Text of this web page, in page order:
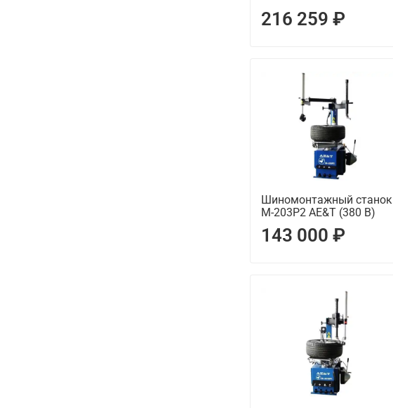
216 259 ₽
Шиномонтажный станок
М-203Р2 AE&T (380 В)
143 000 ₽